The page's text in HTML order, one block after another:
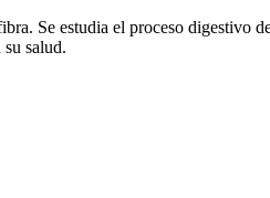
Se estudia el proceso digestivo
salud.